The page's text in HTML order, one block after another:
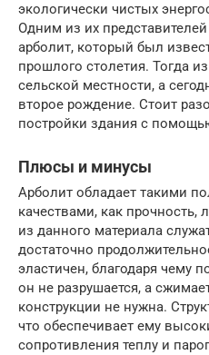
экологически чистых
Одним из их
арболит, который был
прошлого столетия. Тогда
сельской местности, а
второе рождение. Стоит
постройки здания с
Плюсы и минусы
Арболит обладает такими
качествами, как прочность,
из данного материала
достаточно
эластичен, благодаря чему
он не разрушается, а
конструкции не нужна.
что обеспечивает ему
сопротивления теплу и